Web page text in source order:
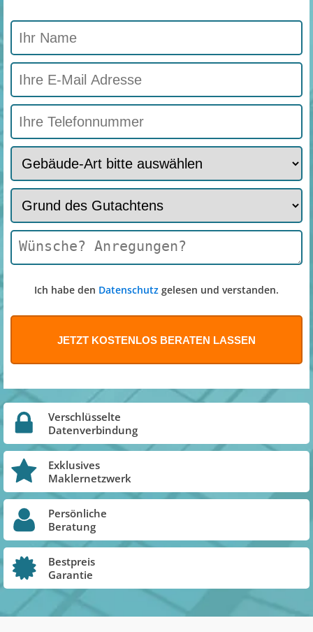
Ich habe den Datenschutz gelesen und verstanden.
Verschlüsselte
Datenverbindung
Exklusives
Maklernetzwerk
Persönliche
Beratung
Bestpreis
Garantie